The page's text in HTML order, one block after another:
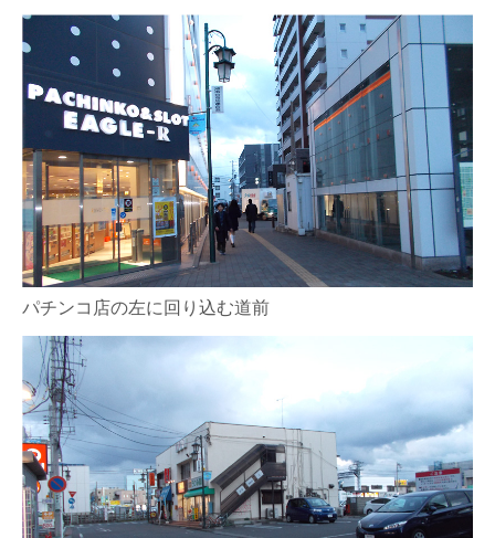
パチンコ店の左に回り込む道前